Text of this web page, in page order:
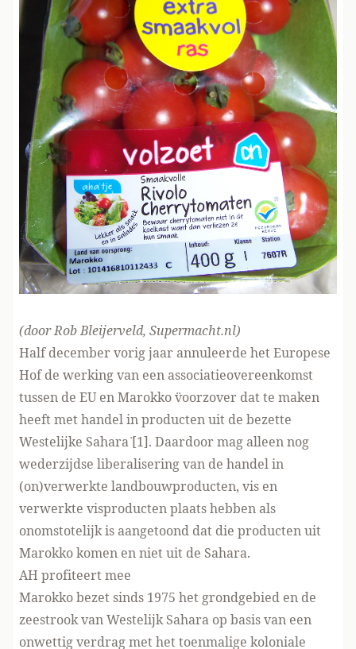
(door Rob Bleijerveld, Supermacht.nl)
Half december vorig jaar annuleerde het Europese
Hof de werking van een associatieovereenkomst
tussen de EU en Marokko ¨voorzover dat te maken
heeft met handel in producten uit de bezette
Westelijke Sahara¨ [1]. Daardoor mag alleen nog
wederzijdse liberalisering van de handel in
(on)verwerkte landbouwproducten, vis en
verwerkte visproducten plaats hebben als
onomstotelijk is aangetoond dat die producten uit
Marokko komen en niet uit de Sahara.
AH profiteert mee
Marokko bezet sinds 1975 het grondgebied en de
zeestrook van Westelijk Sahara op basis van een
onwettig verdrag met het toenmalige koloniale